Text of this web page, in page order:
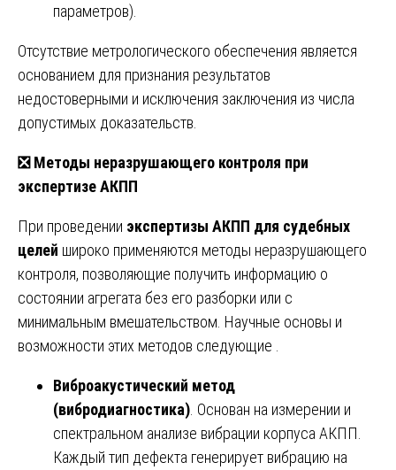
параметров).
Отсутствие метрологического обеспечения является
основанием для признания результатов
недостоверными и исключения заключения из числа
допустимых доказательств.
❎Методы неразрушающего контроля при
экспертизе АКПП
При проведении экспертизы АКПП для судебных
целей широко применяются методы неразрушающего
контроля, позволяющие получить информацию о
состоянии агрегата без его разборки или с
минимальным вмешательством. Научные основы и
возможности этих методов следующие .
Виброакустический метод
(вибродиагностика) . Основан на измерении и
спектральном анализе вибрации корпуса АКПП.
Каждый тип дефекта генерирует вибрацию на